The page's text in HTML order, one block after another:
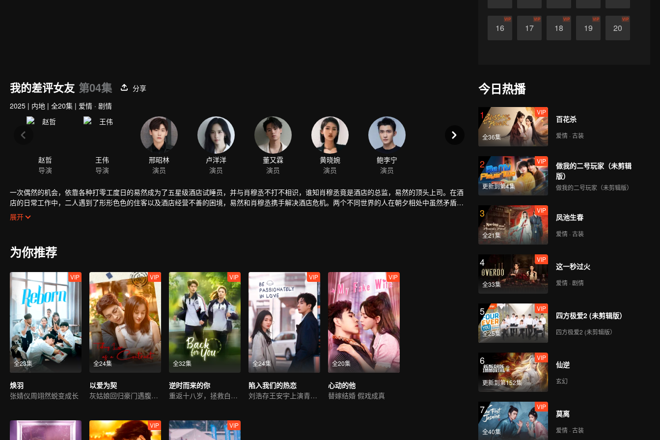
16
VIP
17
VIP
18
VIP
19
VIP
20
VIP
我的差评女友 第04集
分享
2025 | 内地 | 全20集 | 爱情 · 剧情
一次偶然的机会，依靠各种打零工度日的易然成为了五星级酒店试睡员，并与肖穆丞不打不相识，谁知肖穆丞竟是酒店的总监，易然的顶头上司。在酒
店的日常工作中，二人遇到了形形色色的住客以及酒店经营不善的困境，易然和肖穆丞携手解决酒店危机。两个不同世界的人在朝夕相处中虽然矛盾重
重，却不知不觉相互靠近……
展开
为你推荐
全23集
VIP
焕羽
张婧仪周翊然蜕变成长
全24集
VIP
以爱为契
灰姑娘回归豪门遇腹黑霸总
全32集
VIP
逆时而来的你
重返十八岁，拯救白月光
全24集
VIP
陷入我们的热恋
刘浩存王安宇上演青春纯爱
全20集
VIP
心动的他
替嫁结婚 假戏成真
VIP VIP
今日热播
1
全36集
VIP
百花杀
爱情 · 古装
2
更新到第4集
VIP
做我的二号玩家（未剪辑
版）
做我的二号玩家（未剪辑版）
3
全21集
VIP
凤池生春
爱情 · 古装
4
全33集
VIP
这一秒过火
爱情 · 剧情
5
全25集
VIP
四方极爱2 (未剪辑版）
四方极爱2 (未剪辑版）
6
更新到第152集
VIP
仙逆
玄幻
7
全40集
VIP
莫离
爱情 · 古装